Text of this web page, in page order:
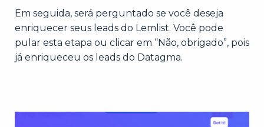
Em seguida, será perguntado se você deseja
enriquecer seus leads do Lemlist. Você pode
pular esta etapa ou clicar em “Não, obrigado”, pois
já enriqueceu os leads do Datagma.